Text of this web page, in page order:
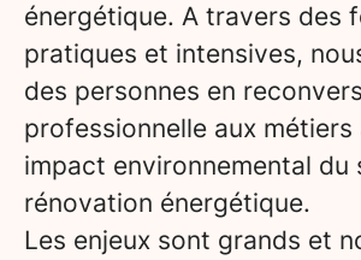
énergétique. A travers des
pratiques et intensives,
des personnes en
professionnelle aux
impact environnemental du
rénovation énergétique.
Les enjeux sont grands et